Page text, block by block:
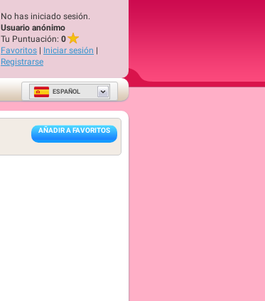
No has iniciado sesión.
Usuario anónimo
Tu Puntuación: 0
Favoritos | Iniciar sesión |
Registrarse
ESPAÑOL
AÑADIR A FAVORITOS